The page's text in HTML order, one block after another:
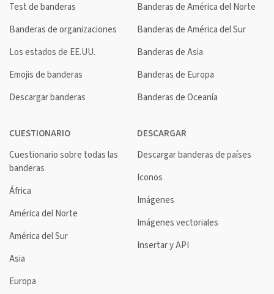
Test de banderas
Banderas de organizaciones
Los estados de EE.UU.
Emojis de banderas
Descargar banderas
Banderas de América del Norte
Banderas de América del Sur
Banderas de Asia
Banderas de Europa
Banderas de Oceanía
CUESTIONARIO
Cuestionario sobre todas las
banderas
África
América del Norte
América del Sur
Asia
Europa
DESCARGAR
Descargar banderas de países
Iconos
Imágenes
Imágenes vectoriales
Insertar y API